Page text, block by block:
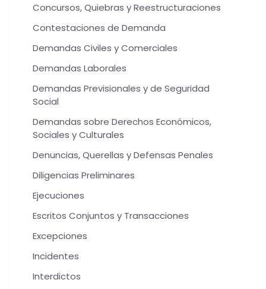
Concursos, Quiebras y Reestructuraciones
Contestaciones de Demanda
Demandas Civiles y Comerciales
Demandas Laborales
Demandas Previsionales y de Seguridad
Social
Demandas sobre Derechos Económicos,
Sociales y Culturales
Denuncias, Querellas y Defensas Penales
Diligencias Preliminares
Ejecuciones
Escritos Conjuntos y Transacciones
Excepciones
Incidentes
Interdictos